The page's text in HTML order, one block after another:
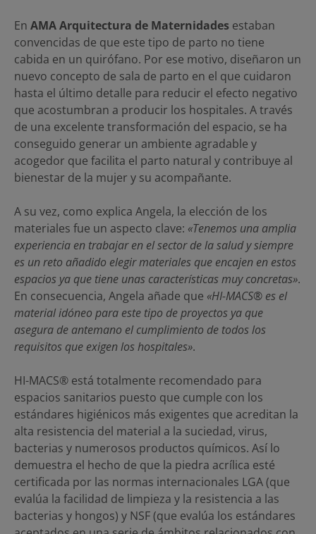
En AMA Arquitectura de Maternidades estaban
convencidas de que este tipo de parto no tiene
cabida en un quirófano. Por ese motivo, diseñaron un
nuevo concepto de sala de parto en el que cuidaron
hasta el último detalle para reducir el efecto negativo
que acostumbran a producir los hospitales. A través
de una excelente transformación del espacio, se ha
conseguido generar un ambiente agradable y
acogedor que facilita el parto natural y contribuye al
bienestar de la mujer y su acompañante.
A su vez, como explica Angela, la elección de los
materiales fue un aspecto clave: «Tenemos una amplia
experiencia en trabajar en el sector de la salud y siempre
es un reto añadido elegir materiales que encajen en estos
espacios ya que tiene unas características muy concretas».
En consecuencia, Angela añade que «HI-MACS® es el
material idóneo para este tipo de proyectos ya que
asegura de antemano el cumplimiento de todos los
requisitos que exigen los hospitales».
HI-MACS® está totalmente recomendado para
espacios sanitarios puesto que cumple con los
estándares higiénicos más exigentes que acreditan la
alta resistencia del material a la suciedad, virus,
bacterias y numerosos productos químicos. Así lo
demuestra el hecho de que la piedra acrílica esté
certificada por las normas internacionales LGA (que
evalúa la facilidad de limpieza y la resistencia a las
bacterias y hongos) y NSF (que evalúa los estándares